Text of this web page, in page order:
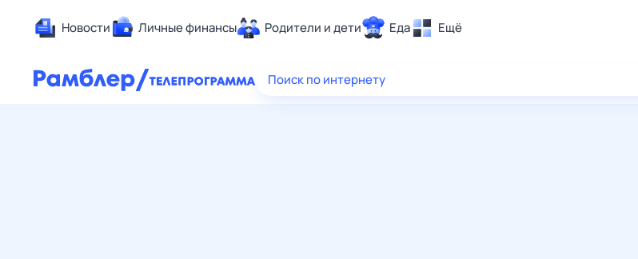
Новости Личные финансы Родители и дети Еда Ещё
Здоровье
Поиск по интернету